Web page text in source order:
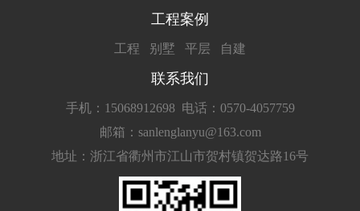
工程案例
工程 别墅 平层 自建
联系我们
手机：15068912698 电话：0570-4057759
邮箱：sanlenglanyu@163.com
地址：浙江省衢州市江山市贺村镇贺达路16号